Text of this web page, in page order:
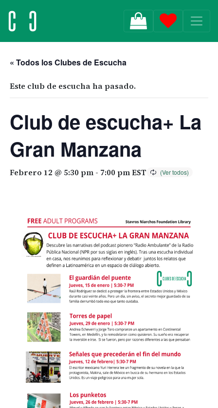
MAIN NAVIGATION
« Todos los Clubes de Escucha
Este club de escucha ha pasado.
Club de escucha+ La
Gran Manzana
Febrero 12 @ 5:30 pm - 7:00 pmEST